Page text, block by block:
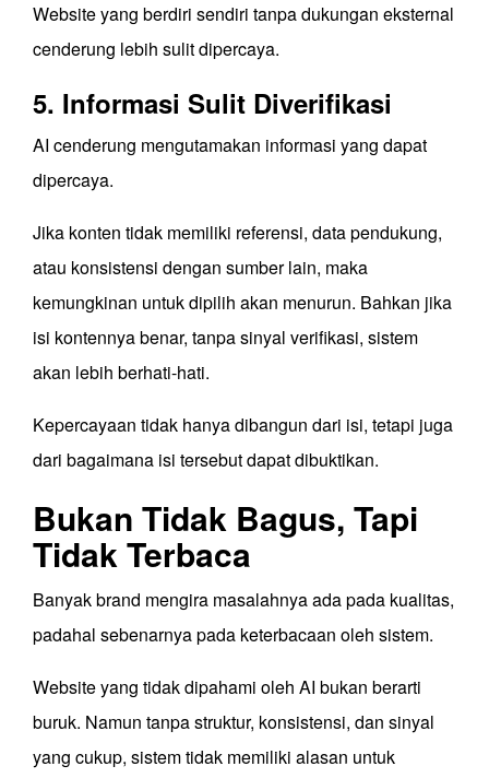
Website yang berdiri sendiri tanpa dukungan eksternal
cenderung lebih sulit dipercaya.
5. Informasi Sulit Diverifikasi
AI cenderung mengutamakan informasi yang dapat
dipercaya.
Jika konten tidak memiliki referensi, data pendukung,
atau konsistensi dengan sumber lain, maka
kemungkinan untuk dipilih akan menurun. Bahkan jika
isi kontennya benar, tanpa sinyal verifikasi, sistem
akan lebih berhati-hati.
Kepercayaan tidak hanya dibangun dari isi, tetapi juga
dari bagaimana isi tersebut dapat dibuktikan.
Bukan Tidak Bagus, Tapi
Tidak Terbaca
Banyak brand mengira masalahnya ada pada kualitas,
padahal sebenarnya pada keterbacaan oleh sistem.
Website yang tidak dipahami oleh AI bukan berarti
buruk. Namun tanpa struktur, konsistensi, dan sinyal
yang cukup, sistem tidak memiliki alasan untuk